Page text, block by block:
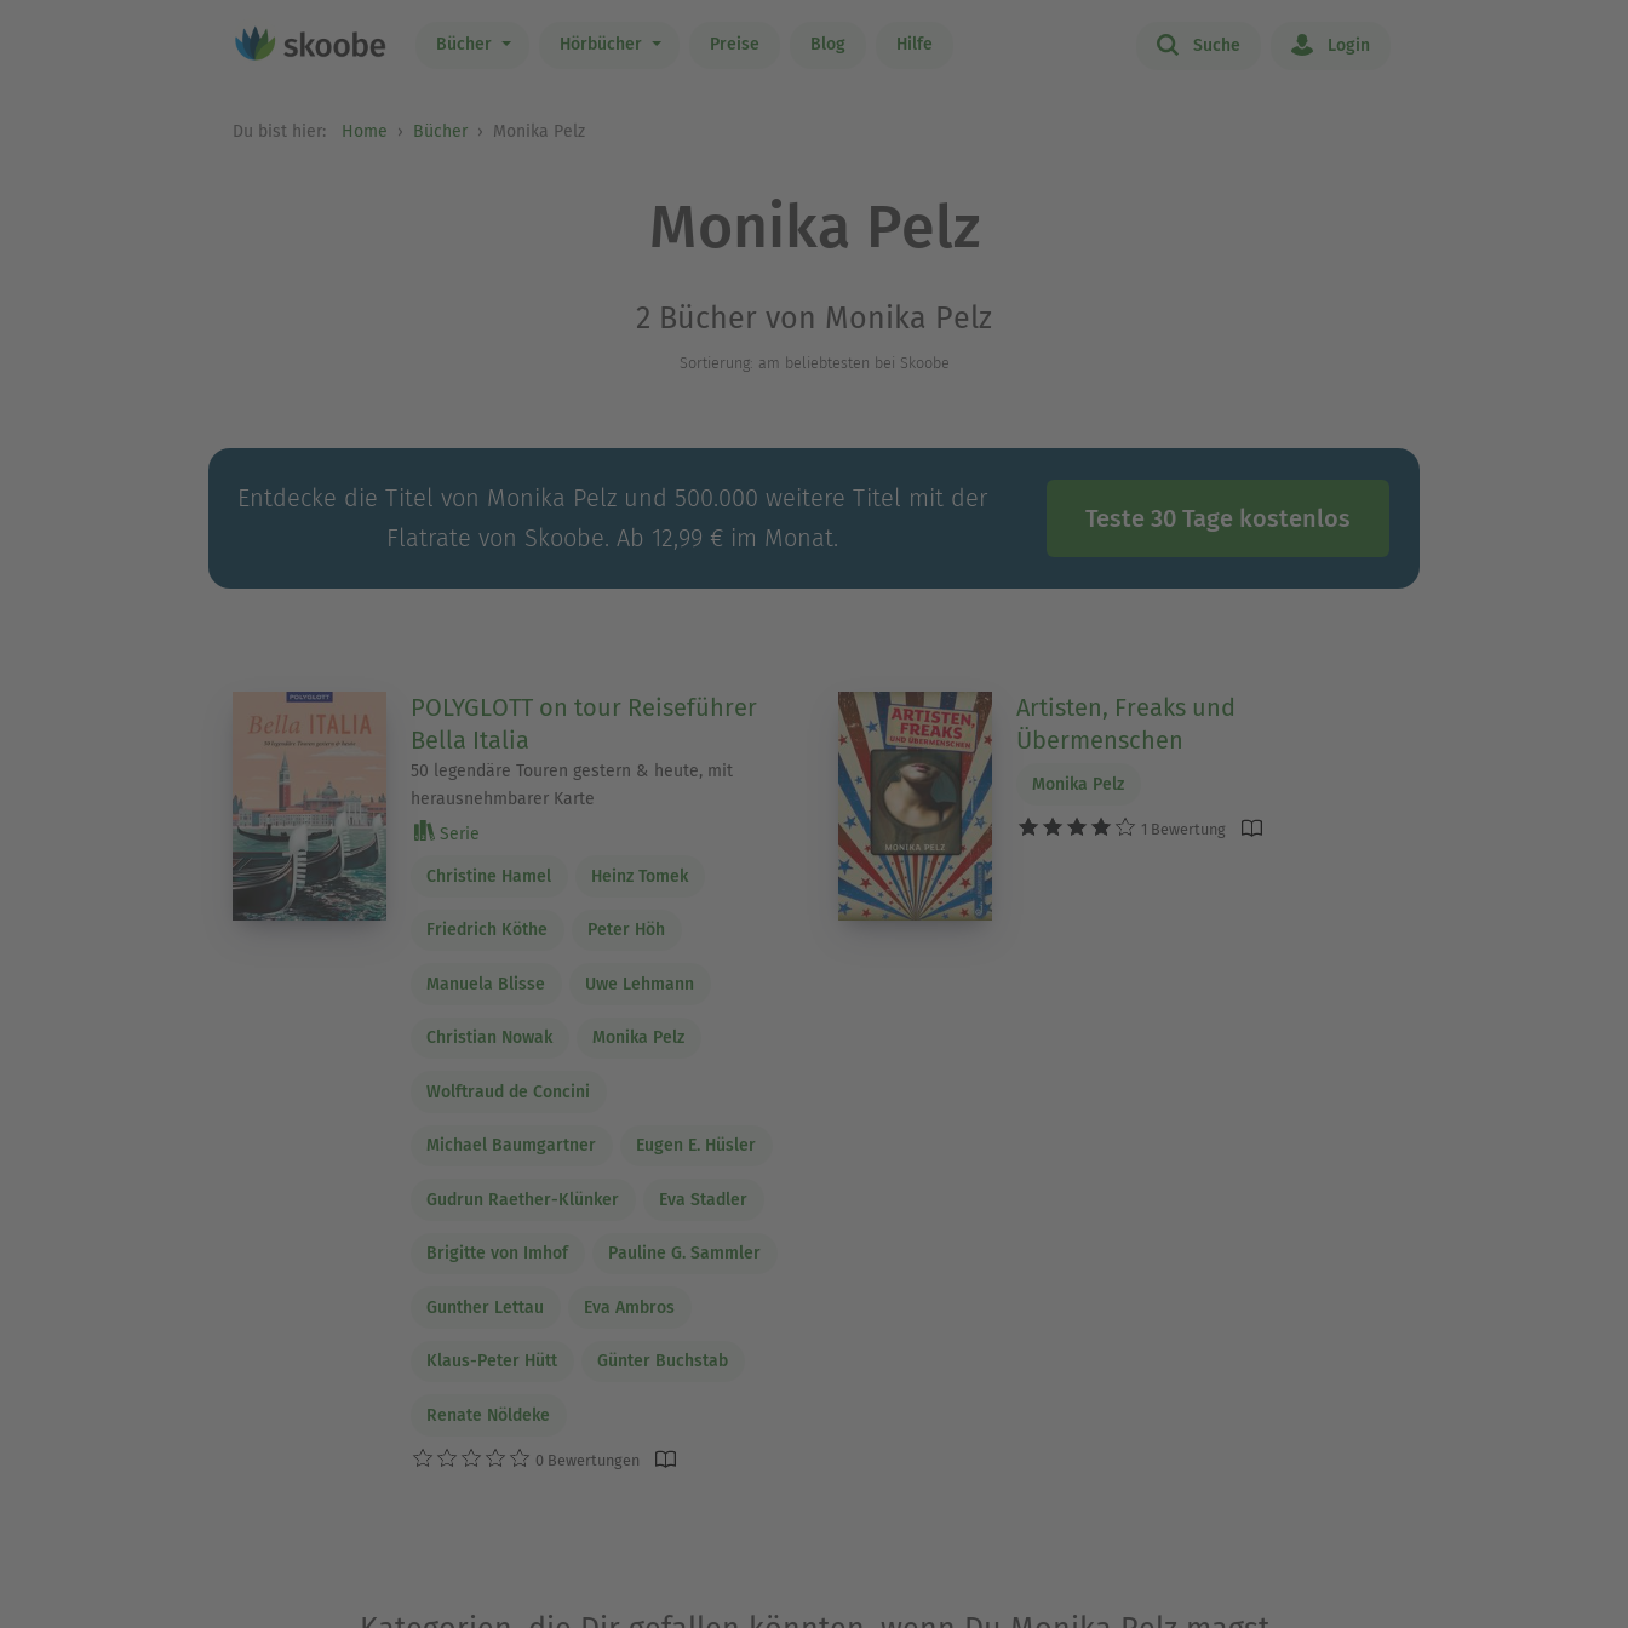
Bücher Hörbücher Preise Blog Hilfe Suche Login
Du bist hier: Home Bücher Monika Pelz
Monika Pelz
2 Bücher von Monika Pelz
Sortierung: am beliebtesten bei Skoobe
Entdecke die Titel von Monika Pelz und 500.000 weitere Titel mit der
Flatrate von Skoobe. Ab 12,99 € im Monat.
Teste 30 Tage kostenlos
POLYGLOTT on tour Reiseführer
Bella Italia
50 legendäre Touren gestern & heute, mit
herausnehmbarer Karte
Serie
Christine Hamel Heinz Tomek
Friedrich Köthe Peter Höh
Manuela Blisse Uwe Lehmann
Christian Nowak Monika Pelz
Wolftraud de Concini
Michael Baumgartner Eugen E. Hüsler
Gudrun Raether-Klünker Eva Stadler
Brigitte von Imhof Pauline G. Sammler
Gunther Lettau Eva Ambros
Klaus-Peter Hütt Günter Buchstab
Renate Nöldeke
0 Bewertungen
Artisten, Freaks und
Übermenschen
Monika Pelz
1 Bewertung